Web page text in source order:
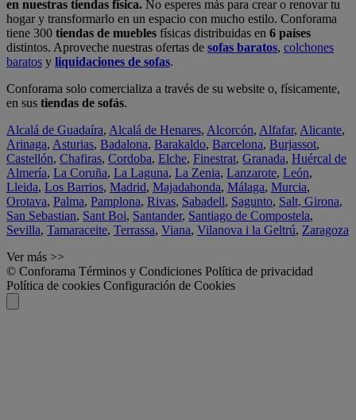
en nuestras tiendas física. No esperes más para crear o renovar tu
hogar y transformarlo en un espacio con mucho estilo. Conforama
tiene 300 tiendas de muebles físicas distribuidas en 6 países
distintos. Aproveche nuestras ofertas de sofas baratos, colchones
baratos y liquidaciones de sofas.
Conforama solo comercializa a través de su website o, físicamente,
en sus tiendas de sofás.
Alcalá de Guadaíra, Alcalá de Henares, Alcorcón, Alfafar, Alicante,
Arinaga, Asturias, Badalona, Barakaldo, Barcelona, Burjassot,
Castellón, Chafiras, Cordoba, Elche, Finestrat, Granada, Huércal de
Almería, La Coruña, La Laguna, La Zenia, Lanzarote, León,
Lleida, Los Barrios, Madrid, Majadahonda, Málaga, Murcia,
Orotava, Palma, Pamplona, Rivas, Sabadell, Sagunto, Salt, Girona,
San Sebastian, Sant Boi, Santander, Santiago de Compostela,
Sevilla, Tamaraceite, Terrassa, Viana, Vilanova i la Geltrú, Zaragoza
Ver más >>
© Conforama Términos y Condiciones Política de privacidad
Política de cookies Configuración de Cookies